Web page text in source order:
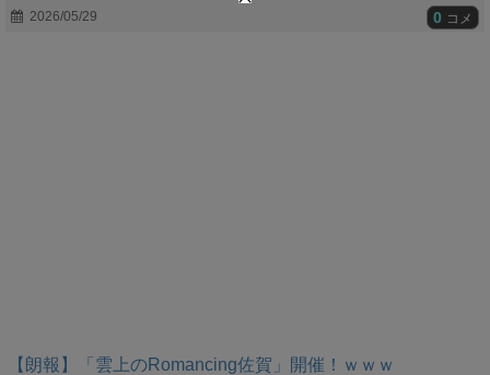
2026/05/29 0 コメ
【朗報】「雲上のRomancing佐賀」開催！ｗｗｗ